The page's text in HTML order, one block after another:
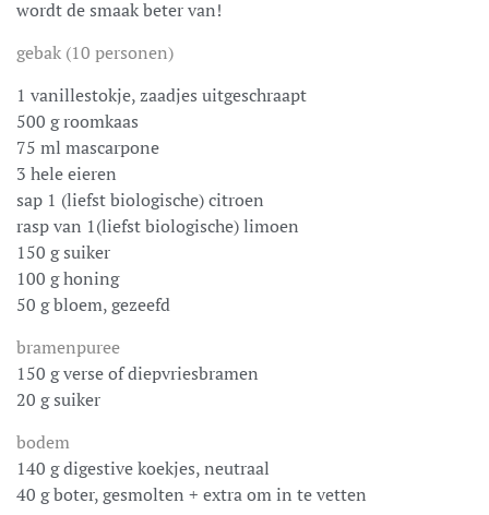
wordt de smaak beter van!
gebak (10 personen)
1 vanillestokje, zaadjes uitgeschraapt
500 g roomkaas
75 ml mascarpone
3 hele eieren
sap 1 (liefst biologische) citroen
rasp van 1(liefst biologische) limoen
150 g suiker
100 g honing
50 g bloem, gezeefd
bramenpuree
150 g verse of diepvriesbramen
20 g suiker
bodem
140 g digestive koekjes, neutraal
40 g boter, gesmolten + extra om in te vetten